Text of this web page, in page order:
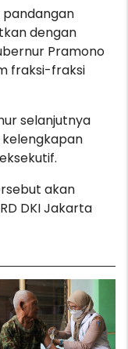
pandangan
dengan
Pramono
fraksi-fraksi
selanjutnya
akan
DKI Jakarta